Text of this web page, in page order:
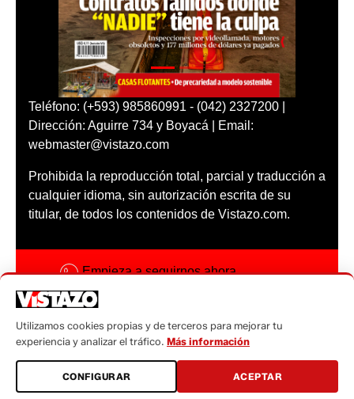
Teléfono: (+593) 985860991 - (042) 2327200 |
Dirección: Aguirre 734 y Boyacá | Email:
webmaster@vistazo.com
Prohibida la reproducción total, parcial y traducción a
cualquier idioma, sin autorización escrita de su
titular, de todos los contenidos de Vistazo.com.
Empieza a seguirnos ahora
Código ética
Sugerencias a:
sugerencias@vistazo.com
Utilizamos cookies propias y de terceros para mejorar tu
experiencia y analizar el tráfico. Más información
CONFIGURAR ACEPTAR